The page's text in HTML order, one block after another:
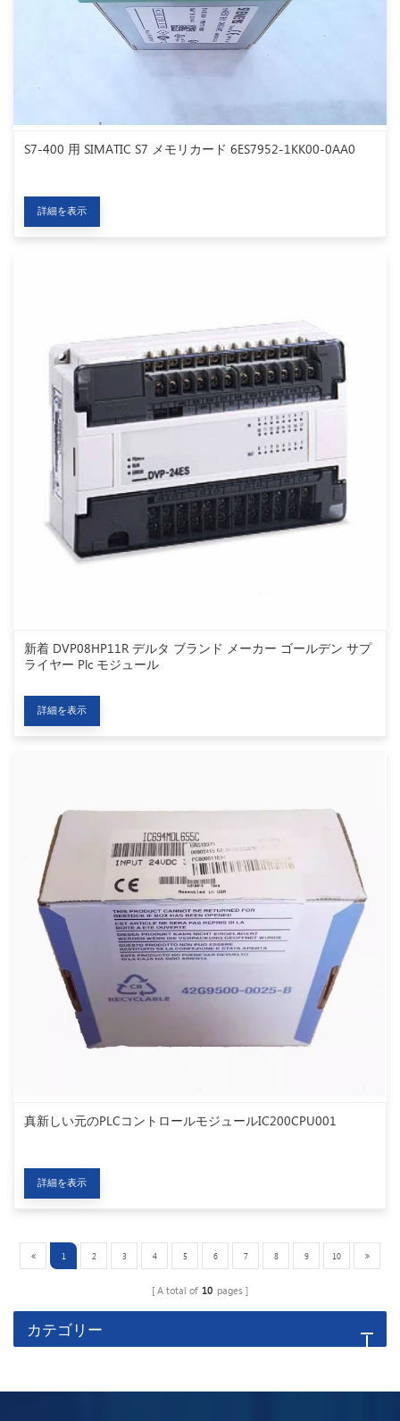
S7-400 用 SIMATIC S7 メモリカード 6ES7952-1KK00-0AA0
詳細を表示
新着 DVP08HP11R デルタ ブランド メーカー ゴールデン サプ
ライヤー Plc モジュール
詳細を表示
真新しい元のPLCコントロールモジュールIC200CPU001
詳細を表示
1 2 3 4 5 6 7 8 9 10
A total of 10 pages
カテゴリー